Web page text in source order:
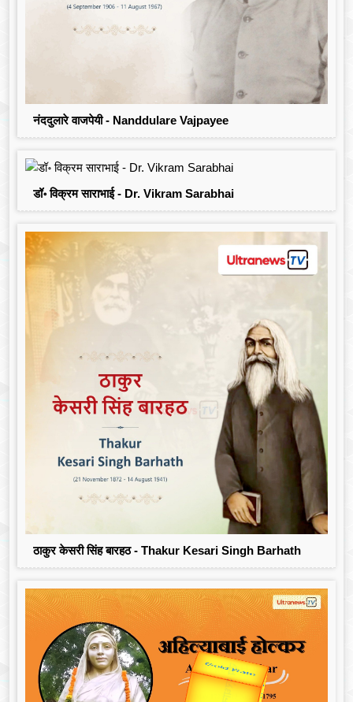
नंददुलारे वाजपेयी - Nanddulare Vajpayee
डॉ॰ विक्रम साराभाई - Dr. Vikram Sarabhai
ठाकुर केसरी सिंह बारहठ - Thakur Kesari Singh Barhath
उप प्रधानमंत्री